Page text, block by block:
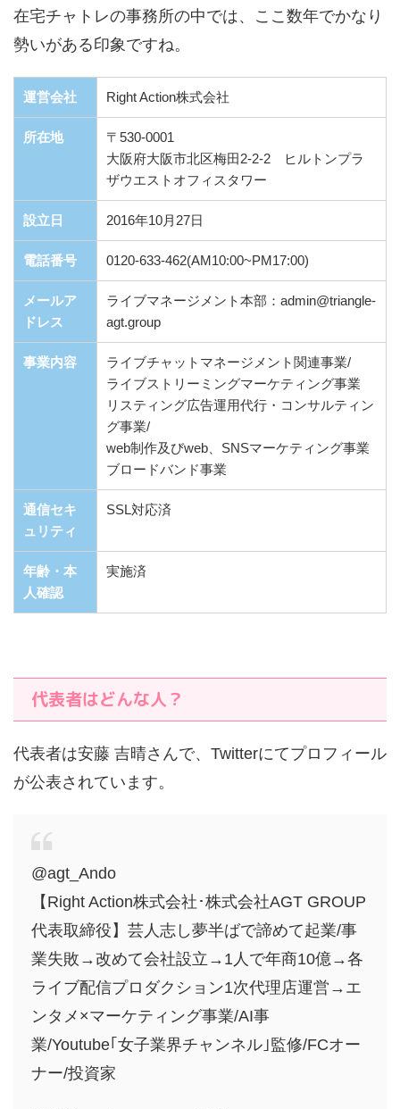
在宅チャトレの事務所の中では、ここ数年でかなり
勢いがある印象ですね。
運営会社 Right Action株式会社
所在地
〒530-0001
大阪府大阪市北区梅田2-2-2 ヒルトンプラ
ザウエストオフィスタワー
設立日 2016年10月27日
電話番号 0120-633-462(AM10:00~PM17:00)
メールア
ドレス
ライブマネージメント本部：admin@triangle-
agt.group
事業内容
ライブチャットマネージメント関連事業/
ライブストリーミングマーケティング事業
リスティング広告運用代行・コンサルティン
グ事業/
web制作及びweb、SNSマーケティング事業
ブロードバンド事業
通信セキ
ュリティ
SSL対応済
年齢・本
人確認
実施済
代表者はどんな人？
代表者は安藤 吉晴さんで、Twitterにてプロフィール
が公表されています。
@agt_Ando
【Right Action株式会社･株式会社AGT GROUP
代表取締役】芸人志し夢半ばで諦めて起業/事
業失敗→改めて会社設立→1人で年商10億→各
ライブ配信プロダクション1次代理店運営→エ
ンタメ×マーケティング事業/AI事
業/Youtube｢女子業界チャンネル｣監修/FCオー
ナー/投資家